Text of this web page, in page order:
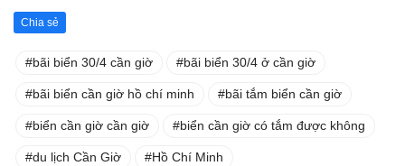
Chia sẻ
bãi biển 30/4 cần giờ bãi biển 30/4 ở cần giờ
bãi biển cần giờ hồ chí minh bãi tắm biển cần giờ
biển cần giờ cần giờ biển cần giờ có tắm được không
du lịch Cần Giờ Hồ Chí Minh